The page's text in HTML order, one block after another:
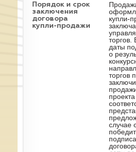
Порядок и срок
заключения
договора
купли-продажи
купли-
торгов.
даты
о
торгов
случае